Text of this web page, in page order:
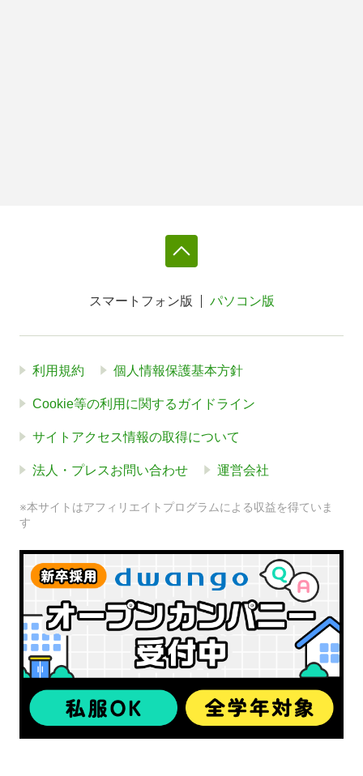
スマートフォン版 パソコン版
利用規約 個人情報保護基本方針
Cookie等の利用に関するガイドライン
サイトアクセス情報の取得について
法人・プレスお問い合わせ 運営会社
※本サイトはアフィリエイトプログラムによる収益を得ていま
す